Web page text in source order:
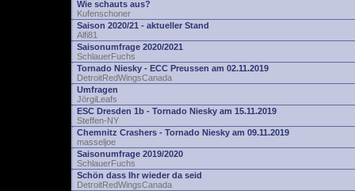
Wie schauts aus?
Kufenschoner
Saison 2020/21 - aktueller Stand
Alfi81
Saisonumfrage 2020/2021
SchlauerFuchs
Tornado Niesky - ECC Preussen am 02.11.2019
DetroitRedWingsCanada
Umfragen
JörgiLeafs
ESC Dresden 1b - Tornado Niesky am 15.11.2019
Steffen-NY
Chemnitz Crashers - Tornado Niesky am 09.11.2019
masseljoe
Saisonumfrage 2019/2020
SchlauerFuchs
Schön dass Ihr wieder da seid
DetroitRedWingsCanada